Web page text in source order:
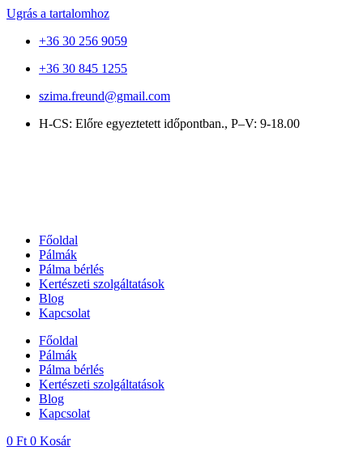
Ugrás a tartalomhoz
+36 30 256 9059
+36 30 845 1255
szima.freund@gmail.com
H-CS: Előre egyeztetett időpontban., P–V: 9-18.00
Főoldal
Pálmák
Pálma bérlés
Kertészeti szolgáltatások
Blog
Kapcsolat
Főoldal
Pálmák
Pálma bérlés
Kertészeti szolgáltatások
Blog
Kapcsolat
0 Ft 0 Kosár